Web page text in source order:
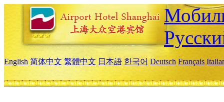
English 简体中文 繁體中文 日本語 한국어 Deutsch Français